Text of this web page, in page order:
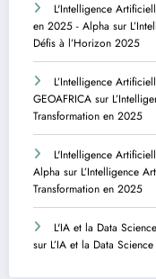
L'Intelligence
en 2025 - Alpha sur
Défis à l’Horizon 2025
L’Intelligence
GEOAFRICA sur
Transformation en 2025
L'Intelligence
Alpha sur L’Intelligence
Transformation en 2025
L'IA et la Data
sur L’IA et la Data